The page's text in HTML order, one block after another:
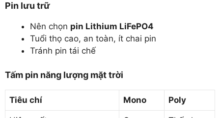
Pin lưu trữ
Nên chọn pin Lithium LiFePO4
Tuổi thọ cao, an toàn, ít chai pin
Tránh pin tái chế
Tấm pin năng lượng mặt trời
Tiêu chí Mono Poly